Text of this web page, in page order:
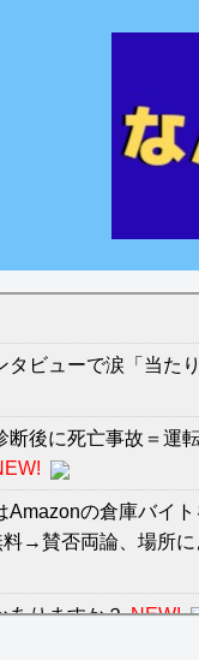
タビューで涙「当た
断後に死亡事故＝運
Amazonの倉庫バイ
→賛否両論、場所
りますか？ NEW!